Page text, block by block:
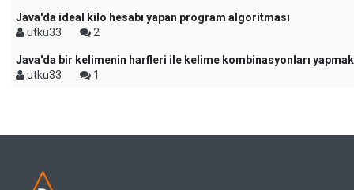
Java'da ideal kilo hesabı yapan program algoritması
utku33
2
Java'da bir kelimenin harfleri ile kelime kombinasyonları yapmak
utku33
1